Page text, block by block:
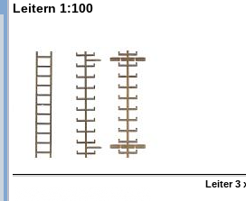
Leitern 1:100
Leiter 3